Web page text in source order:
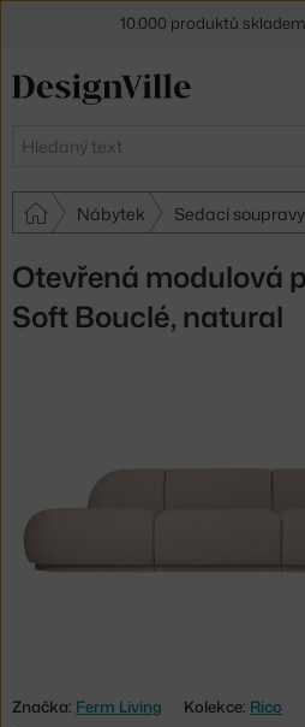
Hledat
Nábytek Sedací soupravy
Otevřená modulová
Soft Bouclé, natural
Značka: Ferm Living Kolekce: Rico
10.000 produktů
Sleva 5 % pro